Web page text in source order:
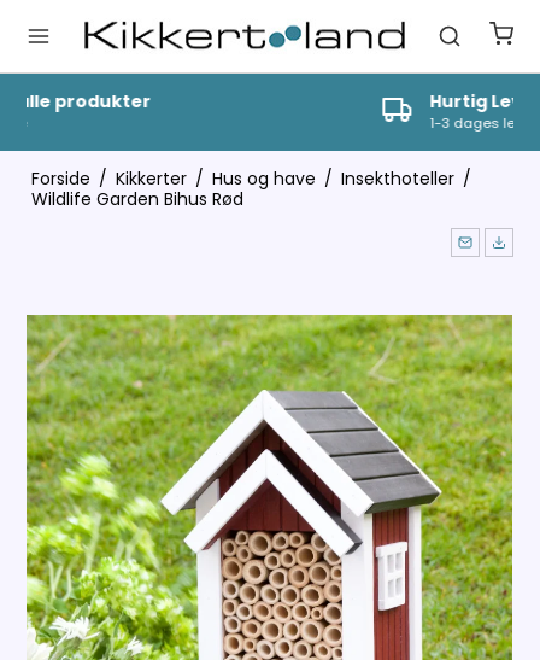
Forside / Kikkerter / Hus og have / Insekthoteller /
Wildlife Garden Bihus Rød